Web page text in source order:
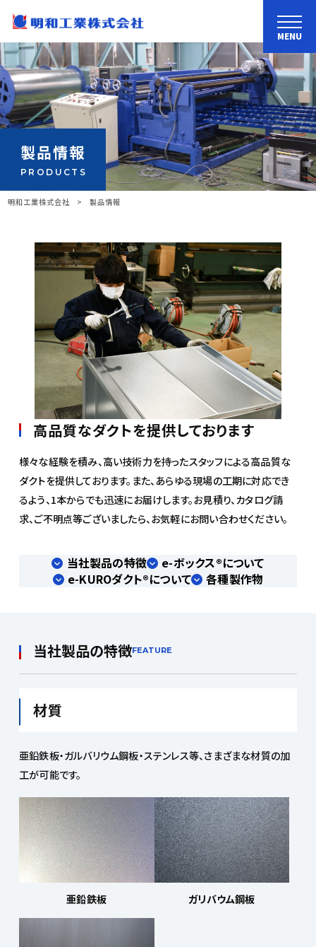
MENU
製品情報
PRODUCTS
明和工業株式会社 > 製品情報
高品質なダクトを提供しております
様々な経験を積み、高い技術力を持ったスタッフによる高品質な
ダクトを提供しております。また、あらゆる現場の工期に対応でき
るよう、1本からでも迅速にお届けします。お見積り、カタログ請
求、ご不明点等ございましたら、お気軽にお問い合わせください。
当社製品の特徴
e-ボックス®について
e-KUROダクト®について
各種製作物
当社製品の特徴FEATURE
材質
亜鉛鉄板・ガルバリウム鋼板・ステンレス等、さまざまな材質の加
工が可能です。
亜鉛鉄板 ガリバウム鋼板